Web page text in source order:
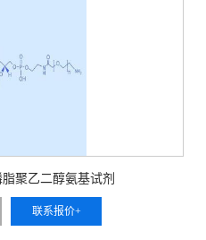
聚乙二醇氨基试剂
联系报价+